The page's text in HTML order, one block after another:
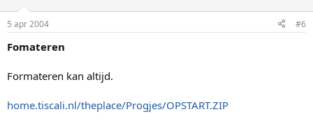
5 apr 2004 #6
Fomateren
Formateren kan altijd.
home.tiscali.nl/theplace/Progjes/OPSTART.ZIP